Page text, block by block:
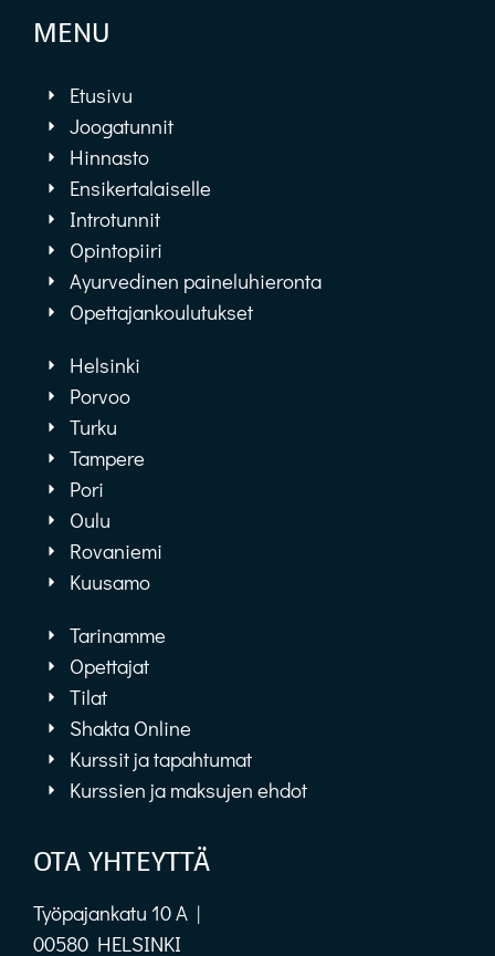
MENU
Etusivu
Joogatunnit
Hinnasto
Ensikertalaiselle
Introtunnit
Opintopiiri
Ayurvedinen paineluhieronta
Opettajankoulutukset
Helsinki
Porvoo
Turku
Tampere
Pori
Oulu
Rovaniemi
Kuusamo
Tarinamme
Opettajat
Tilat
Shakta Online
Kurssit ja tapahtumat
Kurssien ja maksujen ehdot
OTA YHTEYTTÄ
Työpajankatu 10 A |
00580 HELSINKI